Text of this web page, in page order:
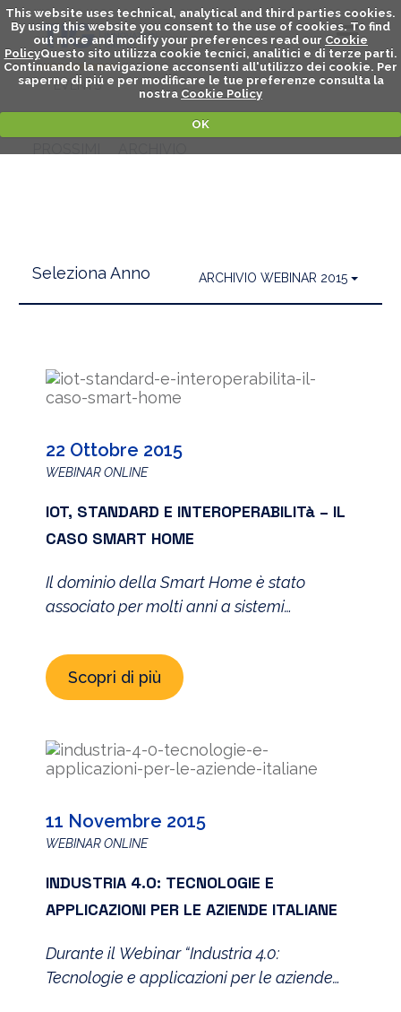
This website uses technical, analytical and third parties cookies.
By using this website you consent to the use of cookies. To find
out more and modify your preferences read our Cookie
PolicyQuesto sito utilizza cookie tecnici, analitici e di terze parti.
Continuando la navigazione acconsenti all'utilizzo dei cookie. Per
saperne di piú e per modificare le tue preferenze consulta la
nostra Cookie Policy
OK
EVENTS
WEBINAR
Seleziona Anno ARCHIVIO WEBINAR 2015
22 Ottobre 2015
WEBINAR ONLINE
IOT, STANDARD E INTEROPERABILITà – IL
CASO SMART HOME
Il dominio della Smart Home è stato
associato per molti anni a sistemi
tecnologie chiuse, di costo considerevole e
dedicate ad un mercato limitato. La
diffusione del paradigma IoT sta
Smart Home facendo nascere significative
opportunità di mercato legate alla
[…]
Scopri di più
11 Novembre 2015
WEBINAR ONLINE
INDUSTRIA 4.0: TECNOLOGIE E
APPLICAZIONI PER LE AZIENDE ITALIANE
Durante il Webinar “Industria 4.0:
Tecnologie e applicazioni per le aziende